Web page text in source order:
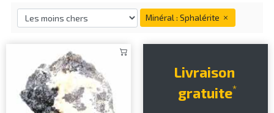
Minéral : Sphalérite
Livraison
gratuite*